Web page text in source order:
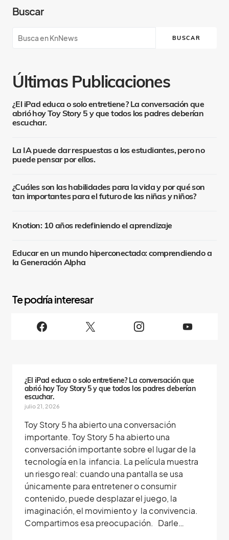
Buscar
BUSCAR
Últimas Publicaciones
¿El iPad educa o solo entretiene? La conversación que
abrió hoy Toy Story 5 y que todos los padres deberían
escuchar.
La IA puede dar respuestas a los estudiantes, pero no
puede pensar por ellos.
¿Cuáles son las habilidades para la vida y por qué son
tan importantes para el futuro de las niñas y niños?
Knotion: 10 años redefiniendo el aprendizaje
Educar en un mundo hiperconectado: comprendiendo a
la Generación Alpha
S
¿El iPad educa o solo entretiene? La conversación que
abrió hoy Toy Story 5 y que todos los padres deberían
escuchar.
julio 21, 2026
Toy Story 5 ha abierto una conversación
importante. Toy Story 5 ha abierto una
conversación importante sobre el lugar de la
tecnología en la infancia. La película muestra
un riesgo real: cuando una pantalla se usa
únicamente para entretener o consumir
contenido, puede desplazar el juego, la
imaginación, el movimiento y la convivencia.
Compartimos esa preocupación. Darle…